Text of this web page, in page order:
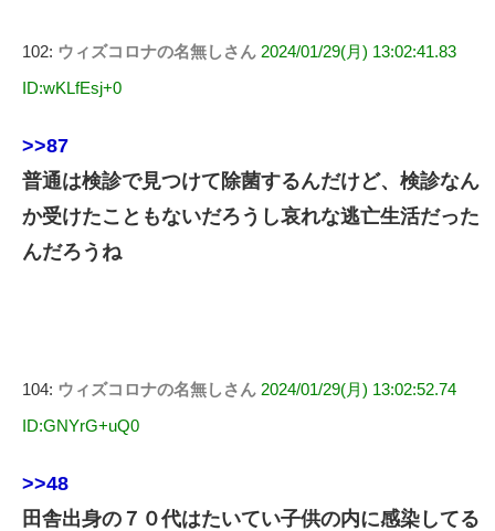
102: ウィズコロナの名無しさん 2024/01/29(月) 13:02:41.83
ID:wKLfEsj+0
>>87
普通は検診で見つけて除菌するんだけど、検診なん
か受けたこともないだろうし哀れな逃亡生活だった
んだろうね
104: ウィズコロナの名無しさん 2024/01/29(月) 13:02:52.74
ID:GNYrG+uQ0
>>48
田舎出身の７０代はたいてい子供の内に感染してる